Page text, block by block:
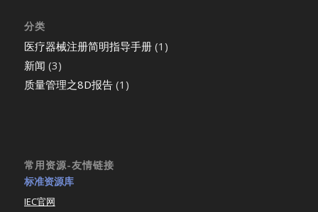
分类
医疗器械注册简明指导手册(1)
新闻 (3)
质量管理之8D报告(1)
常用资源-友情链接
标准资源库
IEC官网